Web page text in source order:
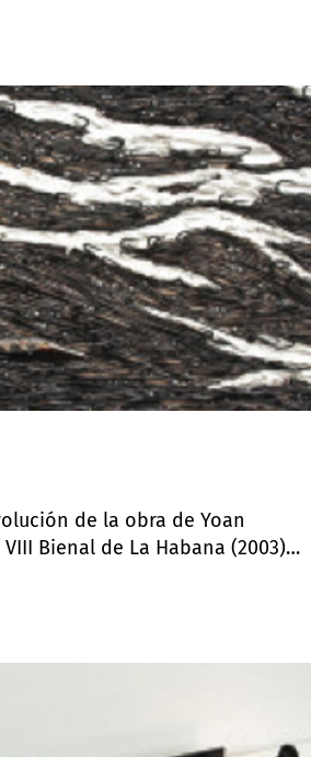
de la obra de Yoan
Bienal de La Habana (2003)
otoño pasado − Mental States −.